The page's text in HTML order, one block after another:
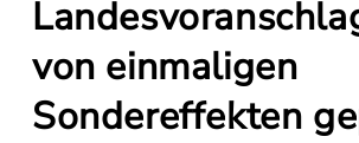
von einmaligen
Sondereffekten